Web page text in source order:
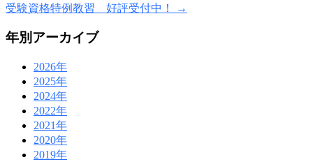
受験資格特例教習 好評受付中！
→
年別アーカイブ
2026年
2025年
2024年
2022年
2021年
2020年
2019年